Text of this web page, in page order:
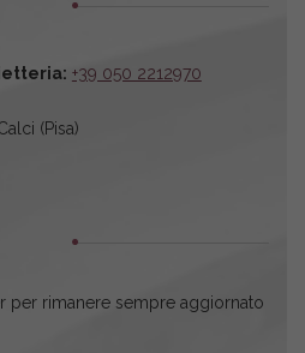
+39 050 2212970
(Pisa)
per rimanere sempre aggiornato